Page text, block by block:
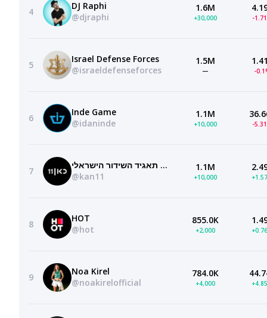
4
DJ Raphi
@djraphi
1.6M
+30,000 -
5
Israel Defense Forces
@israeldefenseforces
1.5M
— -
6
Inde Game
@idaninde
1.1M
+10,000 -
7
כאן 11 — תאגיד השידור הישראלי
@kan11
1.1M
+10,000
8
HOT
@hot
855.0K
+2,000
9
Noa Kirel
@noakirelofficial
784.0K
+4,000